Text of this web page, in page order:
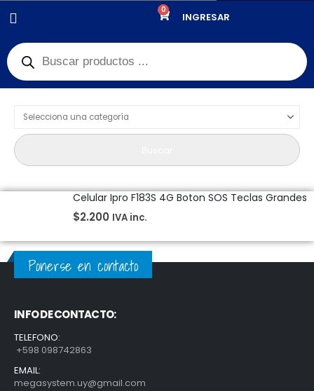
0
INGRESAR
Product Category Dropdown
Celular Ipro F183S 4G Boton SOS Teclas Grandes
$2.200 IVA inc.
Ponerse en contacto
INFO DE CONTACTO:
TELEFONO:
+598 098742863
EMAIL:
megasystem.uy@gmail.com